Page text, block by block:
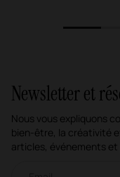
Newsletter et
Nous vous expliquons
bien-être, la créativité
articles, événements et